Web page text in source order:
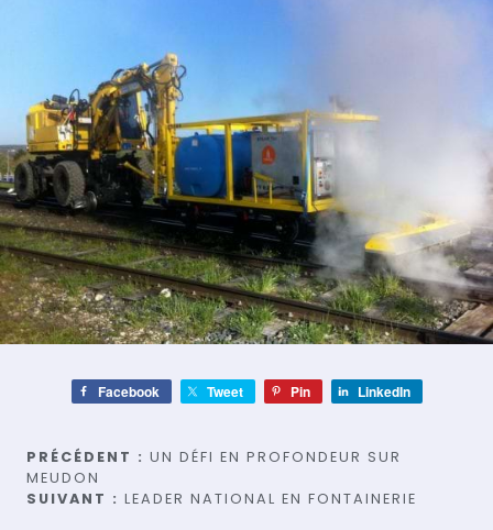
Facebook Tweet Pin LinkedIn
Navigation
de
PRÉCÉDENT : UN DÉFI EN PROFONDEUR SUR
MEUDON
SUIVANT : LEADER NATIONAL EN FONTAINERIE